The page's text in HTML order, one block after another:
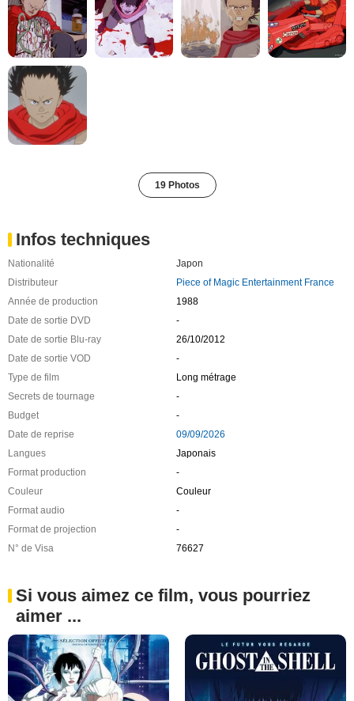
19 Photos
Infos techniques
Nationalité
Japon
Distributeur
Piece of Magic Entertainment France
Année de production
1988
Date de sortie DVD
-
Date de sortie Blu-ray
26/10/2012
Date de sortie VOD
-
Type de film
Long métrage
Secrets de tournage
-
Budget
-
Date de reprise
09/09/2026
Langues
Japonais
Format production
-
Couleur
Couleur
Format audio
-
Format de projection
-
N° de Visa
76627
Si vous aimez ce film, vous pourriez
aimer ...